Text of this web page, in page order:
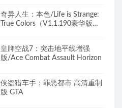
奇异人生：本色/Life is Strange:
True Colors（V1.1.190豪华版
皇牌空战7：突击地平线增强
版/Ace Combat Assault Horizon
侠盗猎车手：罪恶都市 高清重制
版 GTA